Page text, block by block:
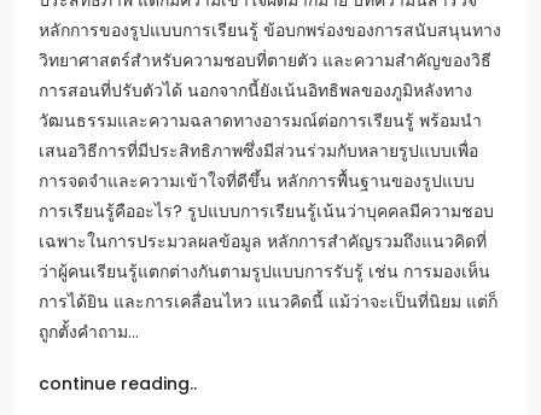
หลักการของรูปแบบการเรียนรู้ ข้อบกพร่องของการสนับสนุนทาง
วิทยาศาสตร์สำหรับความชอบที่ตายตัว และความสำคัญของวิธี
การสอนที่ปรับตัวได้ นอกจากนี้ยังเน้นอิทธิพลของภูมิหลังทาง
วัฒนธรรมและความฉลาดทางอารมณ์ต่อการเรียนรู้ พร้อมนำ
เสนอวิธีการที่มีประสิทธิภาพซึ่งมีส่วนร่วมกับหลายรูปแบบเพื่อ
การจดจำและความเข้าใจที่ดีขึ้น หลักการพื้นฐานของรูปแบบ
การเรียนรู้คืออะไร? รูปแบบการเรียนรู้เน้นว่าบุคคลมีความชอบ
เฉพาะในการประมวลผลข้อมูล หลักการสำคัญรวมถึงแนวคิดที่
ว่าผู้คนเรียนรู้แตกต่างกันตามรูปแบบการรับรู้ เช่น การมองเห็น
การได้ยิน และการเคลื่อนไหว แนวคิดนี้ แม้ว่าจะเป็นที่นิยม แต่ก็
ถูกตั้งคำถาม…
continue reading..